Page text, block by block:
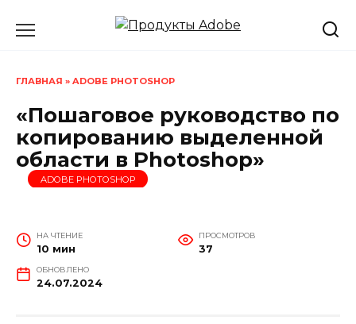
ГЛАВНАЯ » ADOBE PHOTOSHOP
«Пошаговое руководство по
копированию выделенной
области в Photoshop»
ADOBE PHOTOSHOP
НА ЧТЕНИЕ
10 мин
ПРОСМОТРОВ
37
ОБНОВЛЕНО
24.07.2024